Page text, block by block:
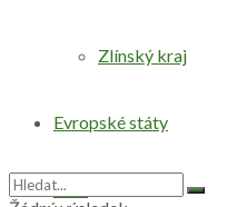
Zlínský kraj
Evropské státy
Svět